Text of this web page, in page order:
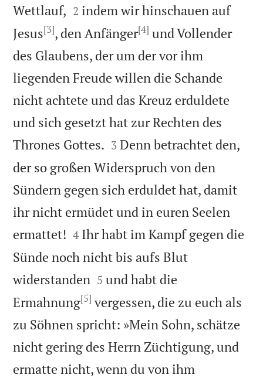
Wettlauf, 

2 indem wir hinschauen auf
Jesus[3], den Anfänger[4] und Vollender
des Glaubens, der um der vor ihm
liegenden Freude willen die Schande
nicht achtete und das Kreuz erduldete
und sich gesetzt hat zur Rechten des
Thrones Gottes. 

3 Denn betrachtet den,
der so großen Widerspruch von den
Sündern gegen sich erduldet hat, damit
ihr nicht ermüdet und in euren Seelen
ermattet! 

4 Ihr habt im Kampf gegen die
Sünde noch nicht bis aufs Blut
widerstanden 

5 und habt die
Ermahnung[5] vergessen, die zu euch als
zu Söhnen spricht: »Mein Sohn, schätze
nicht gering des Herrn Züchtigung, und
ermatte nicht, wenn du von ihm